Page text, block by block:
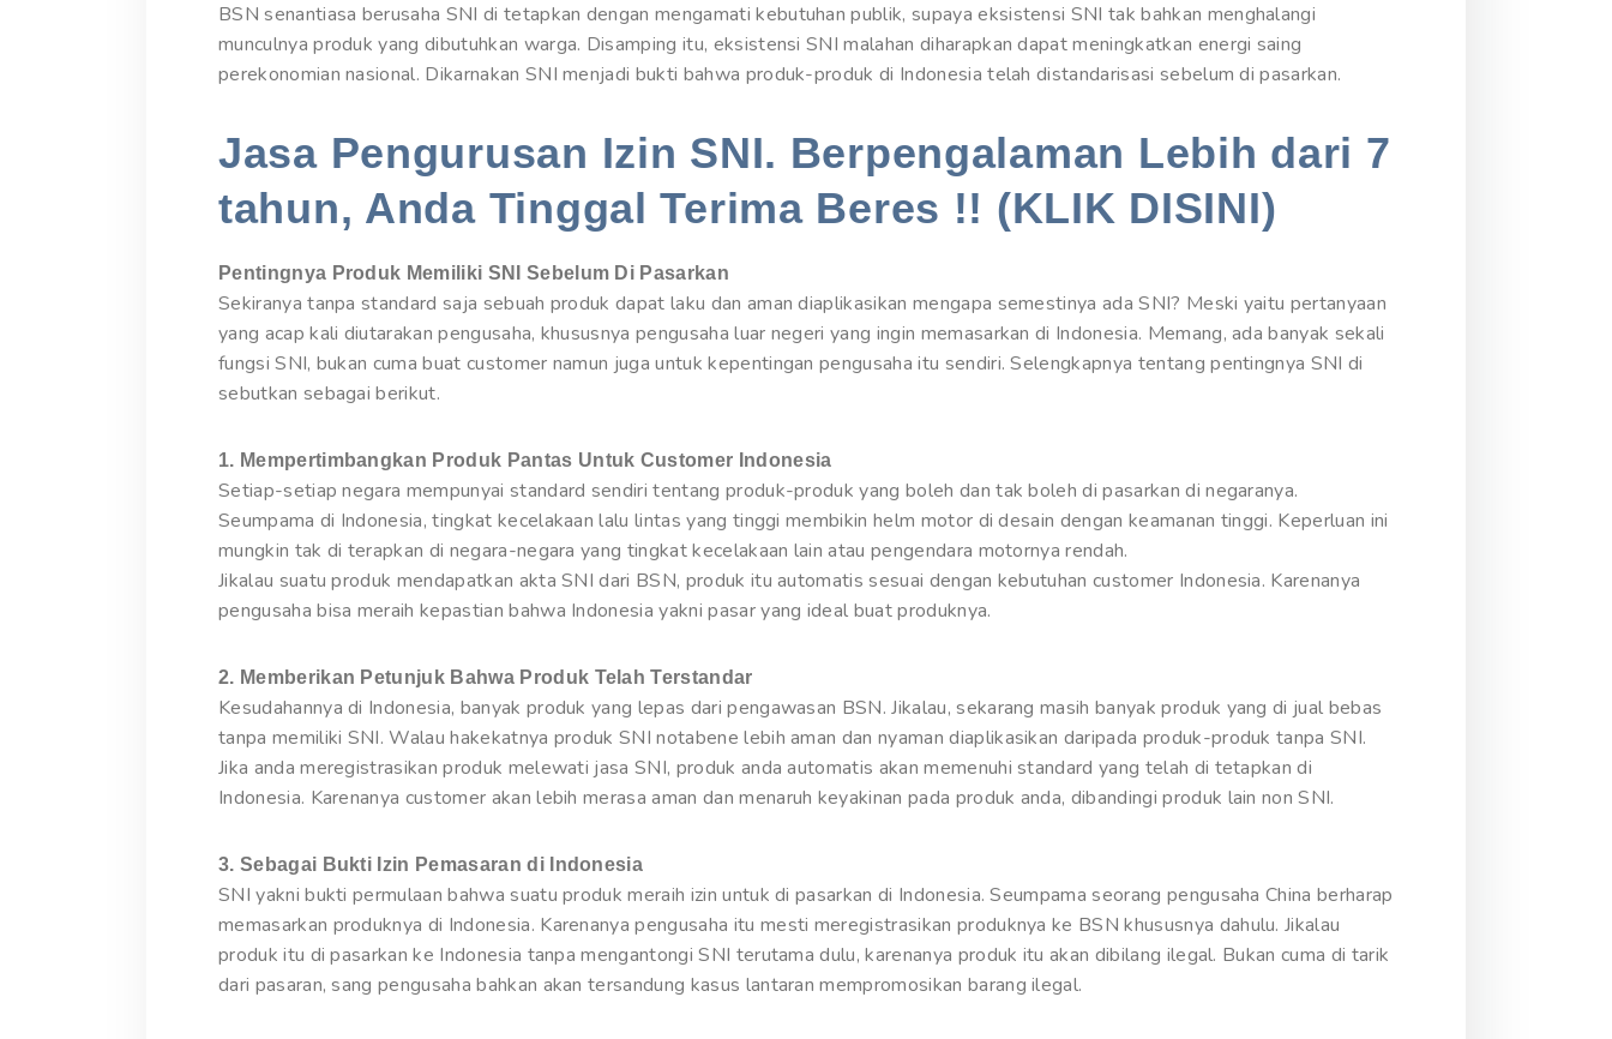
BSN senantiasa berusaha SNI di tetapkan dengan mengamati kebutuhan publik, supaya eksistensi SNI tak bahkan menghalangi
munculnya produk yang dibutuhkan warga. Disamping itu, eksistensi SNI malahan diharapkan dapat meningkatkan energi saing
perekonomian nasional. Dikarnakan SNI menjadi bukti bahwa produk-produk di Indonesia telah distandarisasi sebelum di pasarkan.
Jasa Pengurusan Izin SNI. Berpengalaman Lebih dari 7
tahun, Anda Tinggal Terima Beres !! (KLIK DISINI)
Pentingnya Produk Memiliki SNI Sebelum Di Pasarkan
Sekiranya tanpa standard saja sebuah produk dapat laku dan aman diaplikasikan mengapa semestinya ada SNI? Meski yaitu pertanyaan
yang acap kali diutarakan pengusaha, khususnya pengusaha luar negeri yang ingin memasarkan di Indonesia. Memang, ada banyak sekali
fungsi SNI, bukan cuma buat customer namun juga untuk kepentingan pengusaha itu sendiri. Selengkapnya tentang pentingnya SNI di
sebutkan sebagai berikut.
1. Mempertimbangkan Produk Pantas Untuk Customer Indonesia
Setiap-setiap negara mempunyai standard sendiri tentang produk-produk yang boleh dan tak boleh di pasarkan di negaranya.
Seumpama di Indonesia, tingkat kecelakaan lalu lintas yang tinggi membikin helm motor di desain dengan keamanan tinggi. Keperluan ini
mungkin tak di terapkan di negara-negara yang tingkat kecelakaan lain atau pengendara motornya rendah.
Jikalau suatu produk mendapatkan akta SNI dari BSN, produk itu automatis sesuai dengan kebutuhan customer Indonesia. Karenanya
pengusaha bisa meraih kepastian bahwa Indonesia yakni pasar yang ideal buat produknya.
2. Memberikan Petunjuk Bahwa Produk Telah Terstandar
Kesudahannya di Indonesia, banyak produk yang lepas dari pengawasan BSN. Jikalau, sekarang masih banyak produk yang di jual bebas
tanpa memiliki SNI. Walau hakekatnya produk SNI notabene lebih aman dan nyaman diaplikasikan daripada produk-produk tanpa SNI.
Jika anda meregistrasikan produk melewati jasa SNI, produk anda automatis akan memenuhi standard yang telah di tetapkan di
Indonesia. Karenanya customer akan lebih merasa aman dan menaruh keyakinan pada produk anda, dibandingi produk lain non SNI.
3. Sebagai Bukti Izin Pemasaran di Indonesia
SNI yakni bukti permulaan bahwa suatu produk meraih izin untuk di pasarkan di Indonesia. Seumpama seorang pengusaha China berharap
memasarkan produknya di Indonesia. Karenanya pengusaha itu mesti meregistrasikan produknya ke BSN khususnya dahulu. Jikalau
produk itu di pasarkan ke Indonesia tanpa mengantongi SNI terutama dulu, karenanya produk itu akan dibilang ilegal. Bukan cuma di tarik
dari pasaran, sang pengusaha bahkan akan tersandung kasus lantaran mempromosikan barang ilegal.